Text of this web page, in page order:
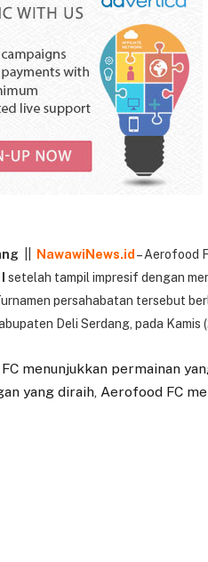
NawawiNews.id – Aerofood
setelah tampil impresif dengan
persahabatan tersebut
Deli Serdang, pada Kamis
menunjukkan permainan
yang diraih, Aerofood FC